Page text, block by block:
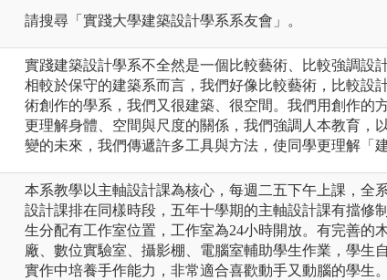
請搜尋「實踐大學建築設計學系系友會」。
實踐建築設計學系不全然是一個比較藝術、比較強調設
相較於保守的建築系而言，我們好像比較藝術，比較設
術創作的學系，我們又很建築、很空間。我們用創作的
更理解身體、空間與尺度的關係，我們強調人本教育，
變的未來，我們傳遞許多工具與方法，使同學更理解「建
本系教學以主軸設計課為核心，每週二五下午上課，全
設計課排在同樣時段，五年十學期的主軸設計課有擋修
生分配有工作室位置，工作室為24小時開放。有完善的
廠、數位實驗室、攝影棚、電腦室輔助學生作業，學生
實作中培養手作能力，非常適合喜歡動手又動腦的學生。